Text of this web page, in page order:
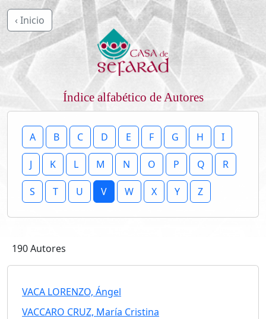
‹ Inicio
Índice alfabético de Autores
A B C D E F G H I
J K L M N O P Q R
S T U V W X Y Z
190 Autores
VACA LORENZO, Ángel
VACCARO CRUZ, María Cristina